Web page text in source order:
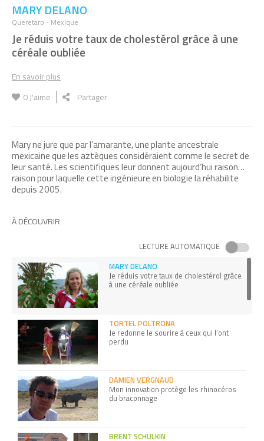
MARY DELANO
Queretaro - Mexique
Je réduis votre taux de cholestérol grâce à une
céréale oubliée
En savoir plus
0J'aime Partager
Mary ne jure que par l’amarante, une plante ancestrale
mexicaine que les aztèques considéraient comme le secret de
leur santé. Les scientifiques leur donnent aujourd’hui raison…
raison pour laquelle cette ingénieure en biologie la réhabilite
depuis 2005.
À DÉCOUVRIR
LECTURE AUTOMATIQUE
MARY DELANO
Je réduis votre taux de cholestérol grâce
à une céréale oubliée
TORTEL POLTRONA
Je redonne le sourire à ceux qui l’ont
perdu
DAMIEN VERGNAUD
Mon innovation protège les rhinocéros
du braconnage
BRENT SCHULKIN